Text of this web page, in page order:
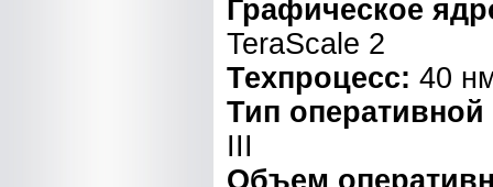
Графическое
TeraScale 2
Техпроцесс: 40
Тип
III
Объем